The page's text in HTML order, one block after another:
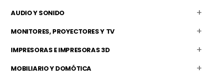
AUDIO Y SONIDO
MONITORES, PROYECTORES Y TV
IMPRESORAS E IMPRESORAS 3D
MOBILIARIO Y DOMÓTICA